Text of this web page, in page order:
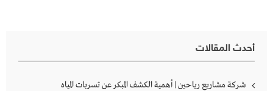
أحدث المقالات
شركة مشاريع رياحين | أهمية الكشف المبكر عن تسربات المياه